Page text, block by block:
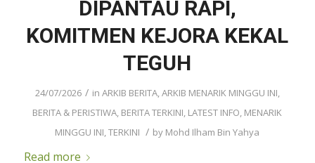
DIPANTAU RAPI,
KOMITMEN KEJORA KEKAL
TEGUH
24/07/2026 / in ARKIB BERITA,ARKIB MENARIK MINGGU INI,
BERITA & PERISTIWA, BERITA TERKINI, LATEST INFO, MENARIK
MINGGU INI,TERKINI / by Mohd Ilham Bin Yahya
Read more